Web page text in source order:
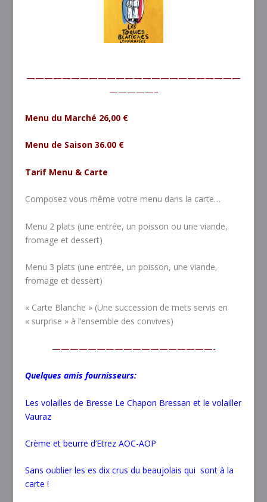
————————————————————————
—————–
Menu du Marché 26,00 €
Menu de Saison 36.00 €
Tarif Menu & Carte
Composez vous même votre menu dans la carte…
Menu 2 plats (une entrée, un poisson ou une viande,
fromage et dessert)
Menu 3 plats (une entrée, un poisson, une viande,
fromage et dessert)
« Carte Blanche » (Une succession de mets servis en
« surprise » à l’ensemble des convives)
——————————————————-
Quelques amis fournisseurs:
Les volailles de Bresse Le Chapon Bressan et le volailler
Vauraz
Crème et beurre d’Etrez AOC-AOP
Sans oublier les es dix crus du beaujolais qui sont à la
carte !